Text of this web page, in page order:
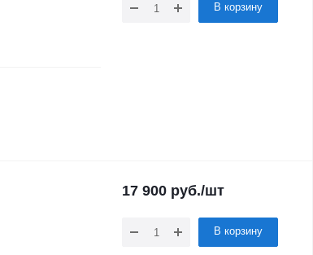
В корзину
17 900 руб./шт
В корзину